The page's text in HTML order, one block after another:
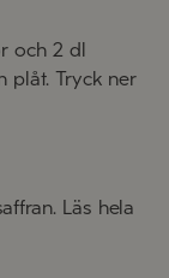
och 2 dl
plåt. Tryck ner
Läs hela